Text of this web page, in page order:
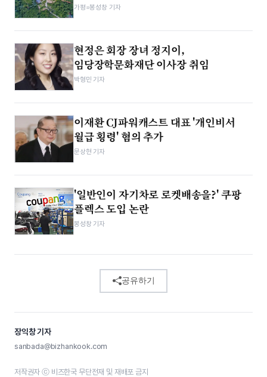
가평=봉성창 기자
현정은 회장 장녀 정지이,
임당장학문화재단 이사장 취임
박형민 기자
이재환 CJ파워캐스트 대표 '개인비서
월급 횡령' 혐의 추가
문상현 기자
'일반인이 자기차로 로켓배송을?' 쿠팡
플렉스 도입 논란
봉성창 기자
공유하기
장익창 기자
sanbada@bizhankook.com
저작권자 ⓒ 비즈한국 무단전재 및 재배포 금지